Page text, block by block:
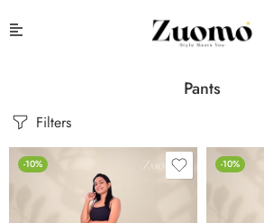
Pants
Filters
-10% -10%